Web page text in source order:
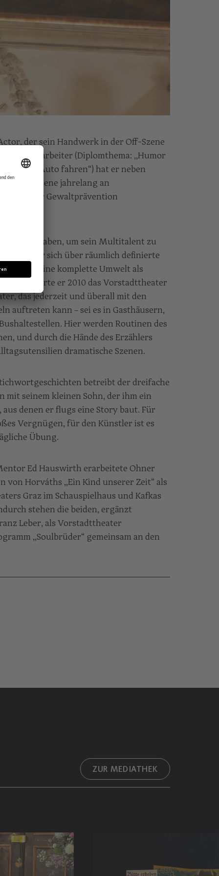
der sein Handwerk in der Off-Szene
Sozialarbeiter (Diplomthema: „Humor
und Auto fahren“) hat er neben
freien Szene jahrelang an
zur Gewaltprävention
erlebt haben, um sein Multitalent zu
setzt er sich über räumlich definierte
doch seine komplette Umwelt als
reanimierte er 2010 das Vorstadttheater
das jederzeit und überall mit den
auftreten kann – sei es in Gasthäusern,
Hier werden Routinen des
und durch die Hände des Erzählers
dramatische Szenen.
betreibt der dreifache
mit seinem kleinen Sohn, der ihm ein
denen er flugs eine Story baut. Für
Vergnügen, für den Künstler ist es
Übung.
Ed Hauswirth erarbeitete Ohner
von Horváths „Ein Kind unserer Zeit“ als
Graz im Schauspielhaus und Kafkas
stehen die beiden, ergänzt
Leber, als Vorstadttheater
„Soulbrüder“ gemeinsam an den
ZUR MEDIATHEK